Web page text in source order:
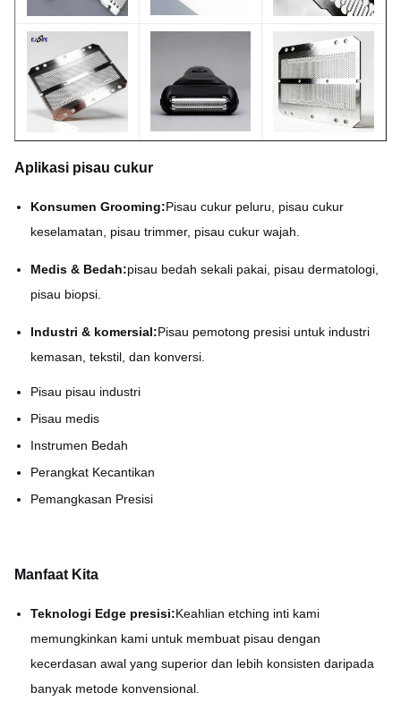
Bilah pisau cukur yang
MOQ Dapat dinegosiasikan
sampel tersedia
Aplikasi pisau cukur
Konsumen Grooming:Pisau cukur peluru, pisau cukur
keselamatan, pisau trimmer, pisau cukur wajah.
Medis & Bedah:pisau bedah sekali pakai, pisau dermatologi,
pisau biopsi.
Industri & komersial:Pisau pemotong presisi untuk industri
kemasan, tekstil, dan konversi.
Pisau pisau industri
Pisau medis
Instrumen Bedah
Perangkat Kecantikan
Pemangkasan Presisi
Manfaat Kita
Teknologi Edge presisi:Keahlian etching inti kami
memungkinkan kami untuk membuat pisau dengan
kecerdasan awal yang superior dan lebih konsisten daripada
banyak metode konvensional.